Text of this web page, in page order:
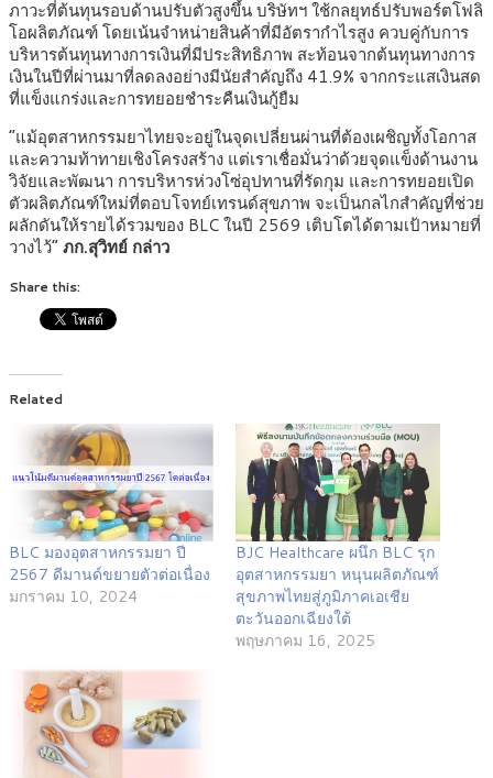
ภาวะที่ต้นทุนรอบด้านปรับตัวสูงขึ้น บริษัทฯ ใช้กลยุทธ์ปรับพอร์ตโฟลิ
โอผลิตภัณฑ์ โดยเน้นจำหน่ายสินค้าที่มีอัตรากำไรสูง ควบคู่กับการ
บริหารต้นทุนทางการเงินที่มีประสิทธิภาพ สะท้อนจากต้นทุนทางการ
เงินในปีที่ผ่านมาที่ลดลงอย่างมีนัยสำคัญถึง 41.9% จากกระแสเงินสด
ที่แข็งแกร่งและการทยอยชำระคืนเงินกู้ยืม
“แม้อุตสาหกรรมยาไทยจะอยู่ในจุดเปลี่ยนผ่านที่ต้องเผชิญทั้งโอกาส
และความท้าทายเชิงโครงสร้าง แต่เราเชื่อมั่นว่าด้วยจุดแข็งด้านงาน
วิจัยและพัฒนา การบริหารห่วงโซ่อุปทานที่รัดกุม และการทยอยเปิด
ตัวผลิตภัณฑ์ใหม่ที่ตอบโจทย์เทรนด์สุขภาพ จะเป็นกลไกสำคัญที่ช่วย
ผลักดันให้รายได้รวมของ BLC ในปี 2569 เติบโตได้ตามเป้าหมายที่
วางไว้”ภก.สุวิทย์ กล่าว
Share this:
Related
BLC มองอุตสาหกรรมยา ปี
2567 ดีมานด์ขยายตัวต่อเนื่อง
มกราคม 10, 2024
BJC Healthcare ผนึก BLC รุก
อุตสาหกรรมยา หนุนผลิตภัณฑ์
สุขภาพไทยสู่ภูมิภาคเอเชีย
ตะวันออกเฉียงใต้
พฤษภาคม 16, 2025